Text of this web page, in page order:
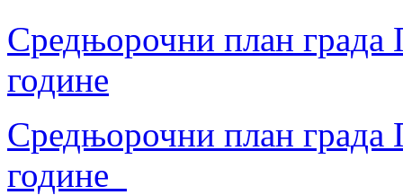
Средњорочни план града
године
Средњорочни план града
године